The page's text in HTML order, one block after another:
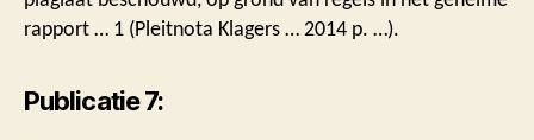
rapport … 1 (Pleitnota Klagers … 2014 p. …).
Publicatie 7: